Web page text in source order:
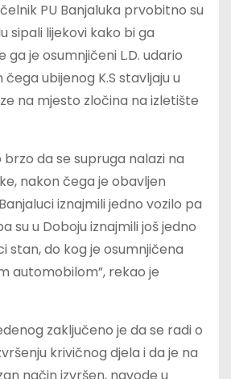
PU Banjaluka prvobitno su
sipali lijekovi kako bi ga
ga je osumnjičeni L.D. udario
ubijenog K.S stavljaju u
na mjesto zločina na izletište
da se supruga nalazi na
nakon čega je obavljen
iznajmili jedno vozilo pa
su u Doboju iznajmili još jedno
stan, do kog je osumnjičena
automobilom”, rekao je
zaključeno je da se radi o
krivičnog djela i da je na